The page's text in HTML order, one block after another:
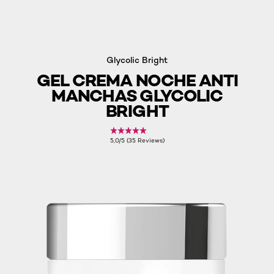
Glycolic Bright
GEL CREMA NOCHE ANTI
MANCHAS GLYCOLIC
BRIGHT
5,0/5 (35 Reviews)